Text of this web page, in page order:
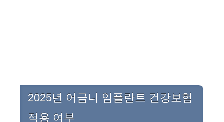
2025년 어금니 임플란트 건강보험
적용 여부